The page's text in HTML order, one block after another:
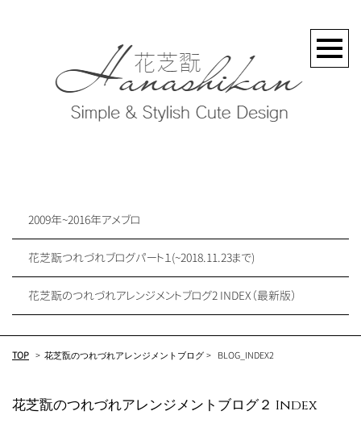
2009年~2016年アメブロ
花芝翫つれづれブログパート１(~2018.11.23まで)
花芝翫のつれづれアレンジメントブログ2 INDEX（最新版）
TOP > 花芝翫のつれづれアレンジメントブログ > BLOG_INDEX2
花芝翫のつれづれアレンジメントブログ２ Index